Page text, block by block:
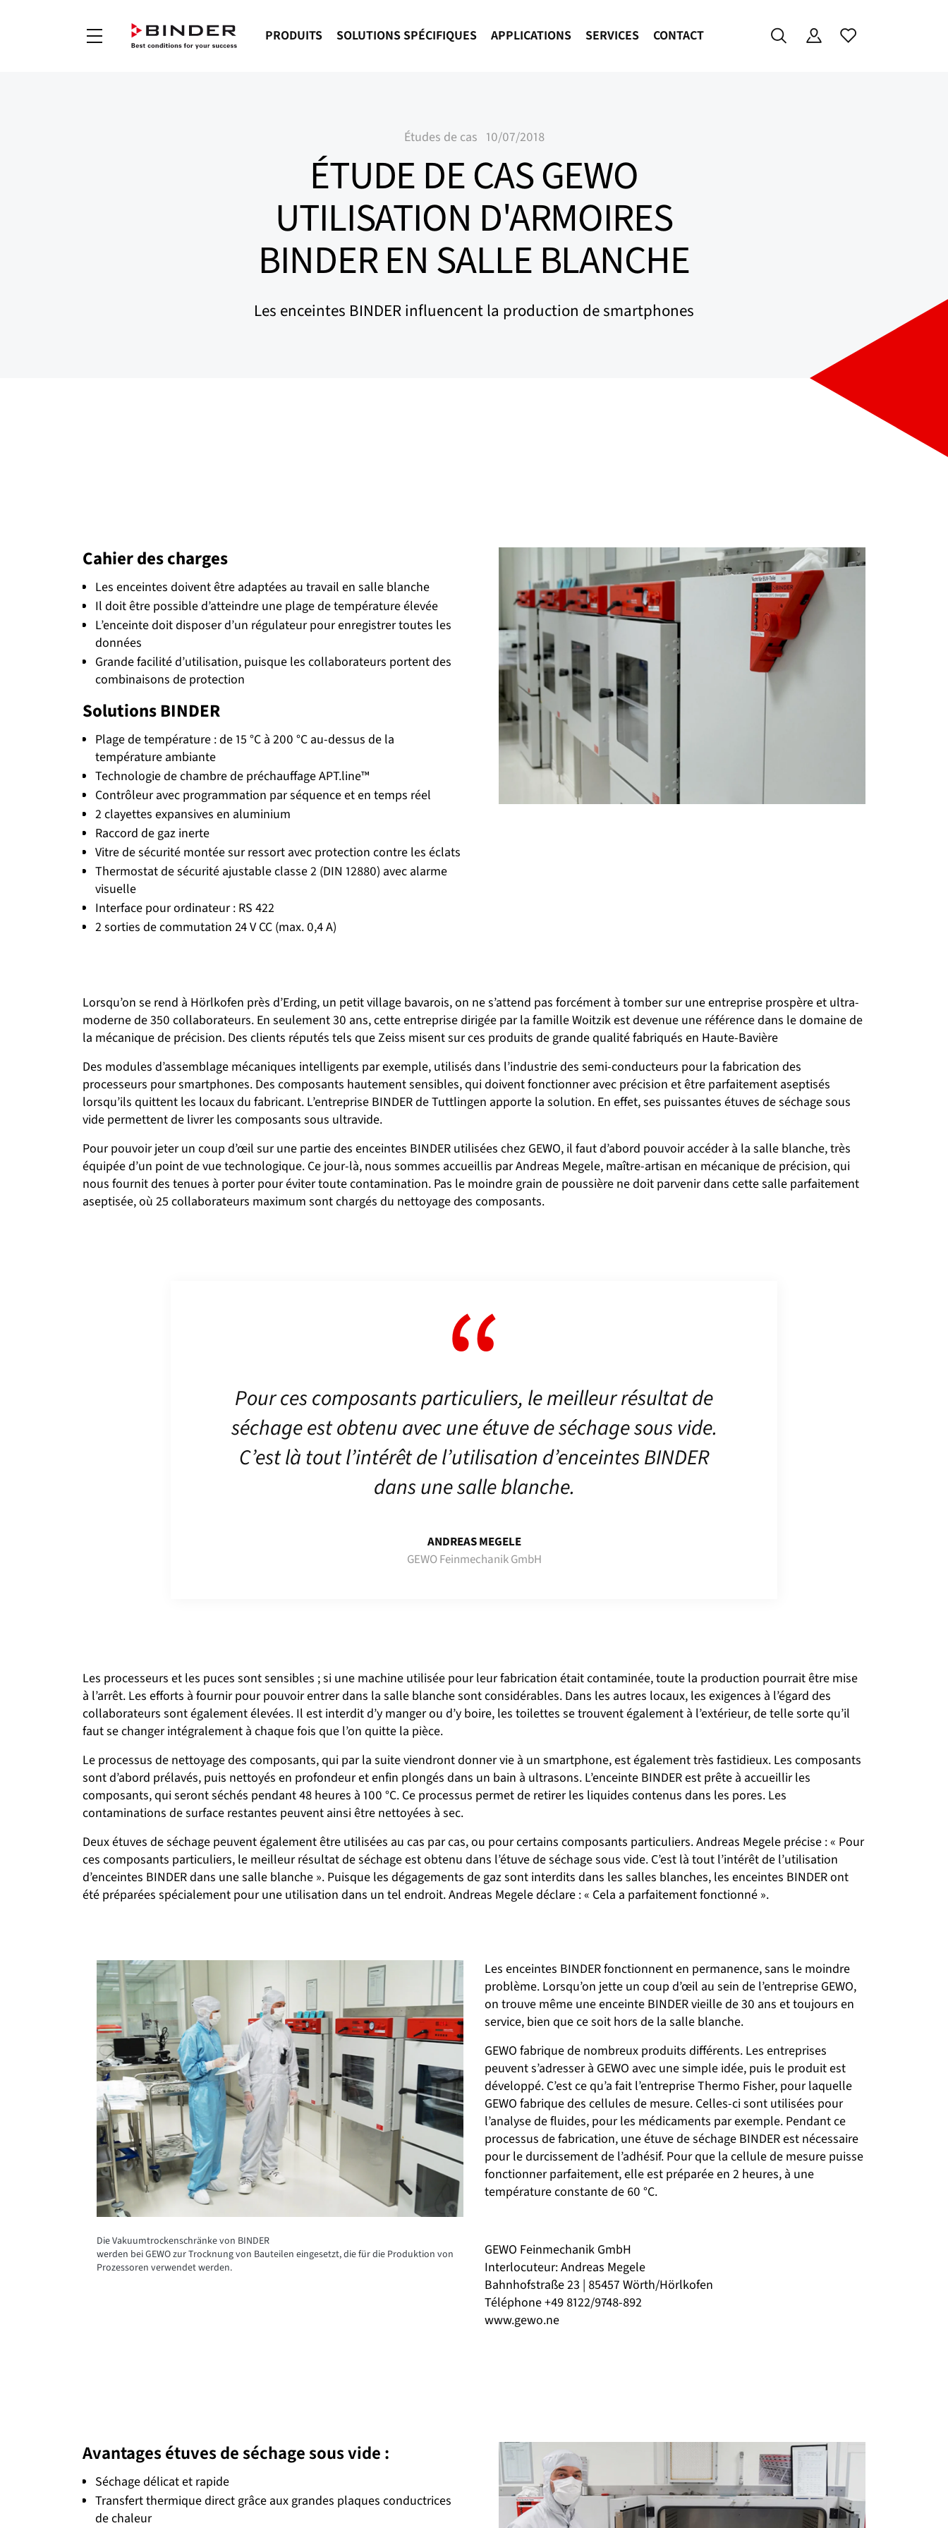
PRODUITS SOLUTIONS SPÉCIFIQUES APPLICATIONS SERVICES CONTACT
Études de cas 10/07/2018
ÉTUDE DE CAS GEWO
UTILISATION D'ARMOIRES
BINDER EN SALLE BLANCHE
Les enceintes BINDER influencent la production de smartphones
Cahier des charges
Les enceintes doivent être adaptées au travail en salle blanche
Il doit être possible d’atteindre une plage de température élevée
L’enceinte doit disposer d’un régulateur pour enregistrer toutes les
données
Grande facilité d’utilisation, puisque les collaborateurs portent des
combinaisons de protection
Solutions BINDER
Plage de température : de 15 °C à 200 °C au-dessus de la
température ambiante
Technologie de chambre de préchauffage APT.line™
Contrôleur avec programmation par séquence et en temps réel
2 clayettes expansives en aluminium
Raccord de gaz inerte
Vitre de sécurité montée sur ressort avec protection contre les éclats
Thermostat de sécurité ajustable classe 2 (DIN 12880) avec alarme
visuelle
Interface pour ordinateur : RS 422
2 sorties de commutation 24 V CC (max. 0,4 A)
Lorsqu’on se rend à Hörlkofen près d’Erding, un petit village bavarois, on ne s’attend pas forcément à tomber sur une entreprise prospère et ultra-
moderne de 350 collaborateurs. En seulement 30 ans, cette entreprise dirigée par la famille Woitzik est devenue une référence dans le domaine de
la mécanique de précision. Des clients réputés tels que Zeiss misent sur ces produits de grande qualité fabriqués en Haute-Bavière
Des modules d’assemblage mécaniques intelligents par exemple, utilisés dans l’industrie des semi-conducteurs pour la fabrication des
processeurs pour smartphones. Des composants hautement sensibles, qui doivent fonctionner avec précision et être parfaitement aseptisés
lorsqu’ils quittent les locaux du fabricant. L’entreprise BINDER de Tuttlingen apporte la solution. En effet, ses puissantes étuves de séchage sous
vide permettent de livrer les composants sous ultravide.
Pour pouvoir jeter un coup d’œil sur une partie des enceintes BINDER utilisées chez GEWO, il faut d’abord pouvoir accéder à la salle blanche, très
équipée d’un point de vue technologique. Ce jour-là, nous sommes accueillis par Andreas Megele, maître-artisan en mécanique de précision, qui
nous fournit des tenues à porter pour éviter toute contamination. Pas le moindre grain de poussière ne doit parvenir dans cette salle parfaitement
aseptisée, où 25 collaborateurs maximum sont chargés du nettoyage des composants.
Pour ces composants particuliers, le meilleur résultat de
séchage est obtenu avec une étuve de séchage sous vide.
C’est là tout l’intérêt de l’utilisation d’enceintes BINDER
dans une salle blanche.
ANDREAS MEGELE
GEWO Feinmechanik GmbH
Les processeurs et les puces sont sensibles ; si une machine utilisée pour leur fabrication était contaminée, toute la production pourrait être mise
à l’arrêt. Les efforts à fournir pour pouvoir entrer dans la salle blanche sont considérables. Dans les autres locaux, les exigences à l’égard des
collaborateurs sont également élevées. Il est interdit d’y manger ou d’y boire, les toilettes se trouvent également à l’extérieur, de telle sorte qu’il
faut se changer intégralement à chaque fois que l’on quitte la pièce.
Le processus de nettoyage des composants, qui par la suite viendront donner vie à un smartphone, est également très fastidieux. Les composants
sont d’abord prélavés, puis nettoyés en profondeur et enfin plongés dans un bain à ultrasons. L’enceinte BINDER est prête à accueillir les
composants, qui seront séchés pendant 48 heures à 100 °C. Ce processus permet de retirer les liquides contenus dans les pores. Les
contaminations de surface restantes peuvent ainsi être nettoyées à sec.
Deux étuves de séchage peuvent également être utilisées au cas par cas, ou pour certains composants particuliers. Andreas Megele précise : « Pour
ces composants particuliers, le meilleur résultat de séchage est obtenu dans l’étuve de séchage sous vide. C’est là tout l’intérêt de l’utilisation
d’enceintes BINDER dans une salle blanche ». Puisque les dégagements de gaz sont interdits dans les salles blanches, les enceintes BINDER ont
été préparées spécialement pour une utilisation dans un tel endroit. Andreas Megele déclare : « Cela a parfaitement fonctionné ».
Die Vakuumtrockenschränke von BINDER
werden bei GEWO zur Trocknung von Bauteilen eingesetzt, die für die Produktion von
Prozessoren verwendet werden.
Les enceintes BINDER fonctionnent en permanence, sans le moindre
problème. Lorsqu’on jette un coup d’œil au sein de l’entreprise GEWO,
on trouve même une enceinte BINDER vieille de 30 ans et toujours en
service, bien que ce soit hors de la salle blanche.
GEWO fabrique de nombreux produits différents. Les entreprises
peuvent s’adresser à GEWO avec une simple idée, puis le produit est
développé. C’est ce qu’a fait l’entreprise Thermo Fisher, pour laquelle
GEWO fabrique des cellules de mesure. Celles-ci sont utilisées pour
l’analyse de fluides, pour les médicaments par exemple. Pendant ce
processus de fabrication, une étuve de séchage BINDER est nécessaire
pour le durcissement de l’adhésif. Pour que la cellule de mesure puisse
fonctionner parfaitement, elle est préparée en 2 heures, à une
température constante de 60 °C.
GEWO Feinmechanik GmbH
Interlocuteur: Andreas Megele
Bahnhofstraße 23 | 85457 Wörth/Hörlkofen
Téléphone +49 8122/9748-892
www.gewo.ne
Avantages étuves de séchage sous vide :
Séchage délicat et rapide
Transfert thermique direct grâce aux grandes plaques conductrices
de chaleur